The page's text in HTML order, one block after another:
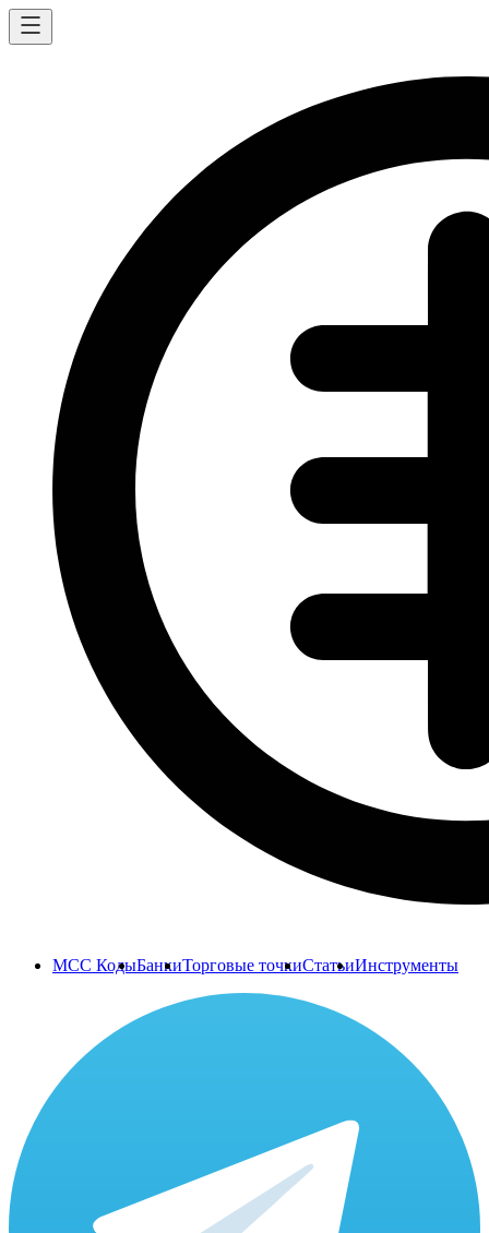
MCC КодыБанкиТорговые точкиСтатьиИнструменты